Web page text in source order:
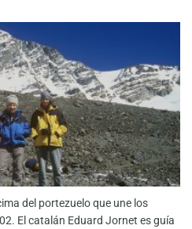
del portezuelo que une los
El catalán Eduard Jornet es guía